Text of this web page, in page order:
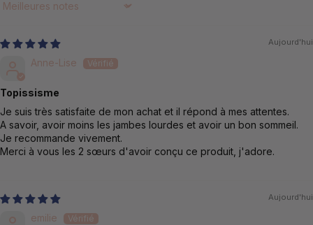
Sort by
Aujourd'hui
Anne-Lise
Topissisme
Je suis très satisfaite de mon achat et il répond à mes attentes.
A savoir, avoir moins les jambes lourdes et avoir un bon sommeil.
Je recommande vivement.
Merci à vous les 2 sœurs d'avoir conçu ce produit, j'adore.
Aujourd'hui
emilie